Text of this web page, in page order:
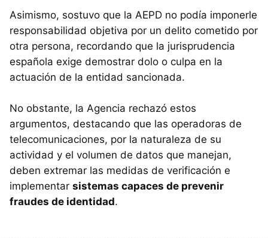
Asimismo, sostuvo que la AEPD no podía imponerle
responsabilidad objetiva por un delito cometido por
otra persona, recordando que la jurisprudencia
española exige demostrar dolo o culpa en la
actuación de la entidad sancionada.
No obstante, la Agencia rechazó estos
argumentos, destacando que las operadoras de
telecomunicaciones, por la naturaleza de su
actividad y el volumen de datos que manejan,
deben extremar las medidas de verificación e
implementar sistemas capaces de prevenir
fraudes de identidad.